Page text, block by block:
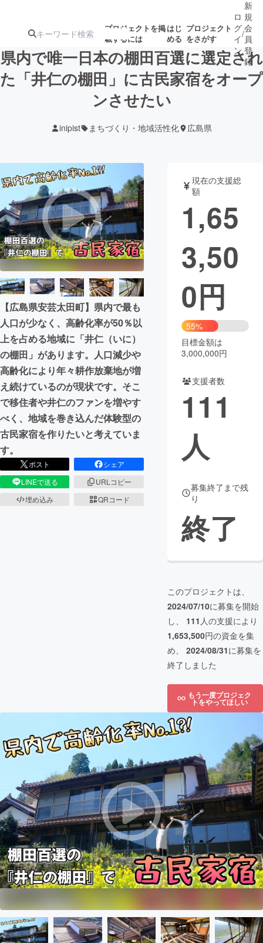
プロジェクトを掲
載するには
はじ
める
プロジェクト
をさがす
注目の新着プロ募集終了が近いプ
テクノロジー・ガジェット
映像・映画 書籍・雑誌
ビジネス・起業 チャレンジ
まちづくり・地域活性化
CAMPFIRE for Social Good
CAMPFIRE Creation
CAMPFIREふるさと納税
コミュニティ
ロ
グ
イ
ン
/
新
規
会
員
登
録
県内で唯一日本の棚田百選に選定され
た「井仁の棚田」に古民家宿をオープ
ンさせたい
inipist まちづくり・地域活性化 広島県
【広島県安芸太田町】県内で最も
人口が少なく、高齢化率が50％以
上を占める地域に「井仁（いに）
の棚田」があります。人口減少や
高齢化により年々耕作放棄地が増
え続けているのが現状です。そこ
で移住者や井仁のファンを増やす
べく、地域を巻き込んだ体験型の
古民家宿を作りたいと考えていま
す。
ポスト
シェア
LINEで送る
URLコピー
埋め込み
QRコード
現在の支援総
額
1,65
3,50
0円
55%
目標金額は
3,000,000円
支援者数
111
人
募集終了まで残
り
終了
このプロジェクトは、
2024/07/10に募集を開始
し、 111 人の支援により
1,653,500円の資金を集
め、 2024/08/31に募集を
終了しました
もう一度プロジェク
トをやってほしい